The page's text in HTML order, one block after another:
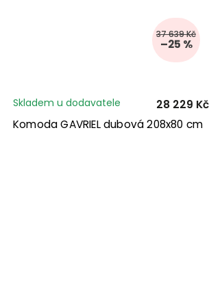
37 639 Kč
–25 %
Komoda GAVRIEL dubová 208x80 cm
Skladem u dodavatele 28 229 Kč